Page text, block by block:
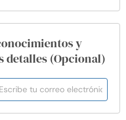
y
detalles (Opcional)